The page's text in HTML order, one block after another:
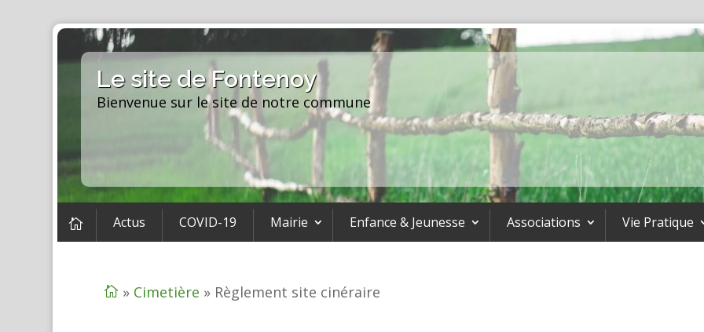
Le site de Fontenoy
Bienvenue sur le site de notre commune
 Actus COVID-19 Mairie Enfance & Jeunesse Associations Vie Pratique
 » Cimetière » Règlement site cinéraire